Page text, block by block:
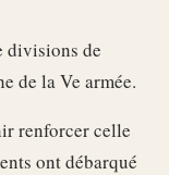
divisions de
de la Ve armée.
renforcer celle
ont débarqué